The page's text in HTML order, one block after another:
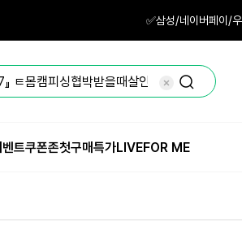
✅삼성/네이버페이/
벤트쿠폰존첫구매특가LIVEFOR ME